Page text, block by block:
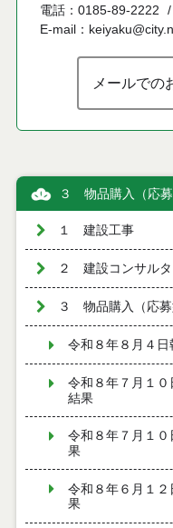
電話：0185-89-2222
E-mail：
メールでの
３ 物品購入（応募
１ 建設工事
２ 建設コンサルタ
３ 物品購入（応募
令和８年８月４
令和８年７月１
結果
令和８年７月１
果
令和８年６月１
果